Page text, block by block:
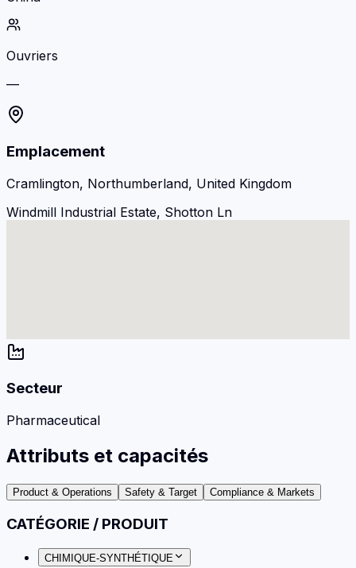
Ouvriers
—
Emplacement
Cramlington, Northumberland, United Kingdom
Windmill Industrial Estate, Shotton Ln
Secteur
Pharmaceutical
Attributs et capacités
Product & Operations Safety & Target Compliance & Markets
CATÉGORIE / PRODUIT
CHIMIQUE-SYNTHÉTIQUE